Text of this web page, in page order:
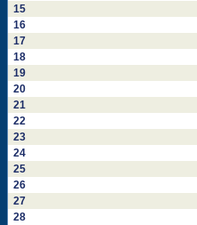
15
16
17
18
19
20
21
22
23
24
25
26
27
28